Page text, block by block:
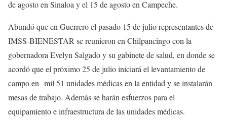
de agosto en Sinaloa y el 15 de agosto en Campeche.
Abundó que en Guerrero el pasado 15 de julio representantes de
IMSS-BIENESTAR se reunieron en Chilpancingo con la
gobernadora Evelyn Salgado y su gabinete de salud, en donde se
acordó que el próximo 25 de julio iniciará el levantamiento de
campo en mil 51 unidades médicas en la entidad y se instalarán
mesas de trabajo. Además se harán esfuerzos para el
equipamiento e infraestructura de las unidades médicas.